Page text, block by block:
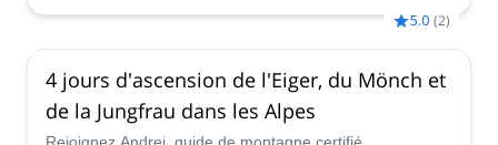
5.0 (2)
4 jours d'ascension de l'Eiger, du Mönch et
de la Jungfrau dans les Alpes